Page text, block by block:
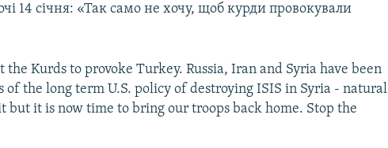
14 січня: «Так само не хочу, щоб курди провокували
Kurds to provoke Turkey. Russia, Iran and Syria have been
of the long term U.S. policy of destroying ISIS in Syria - natural
but it is now time to bring our troops back home. Stop the